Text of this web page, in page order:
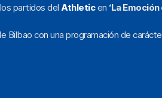
partidos del Athleticen ‘La
con una programación de